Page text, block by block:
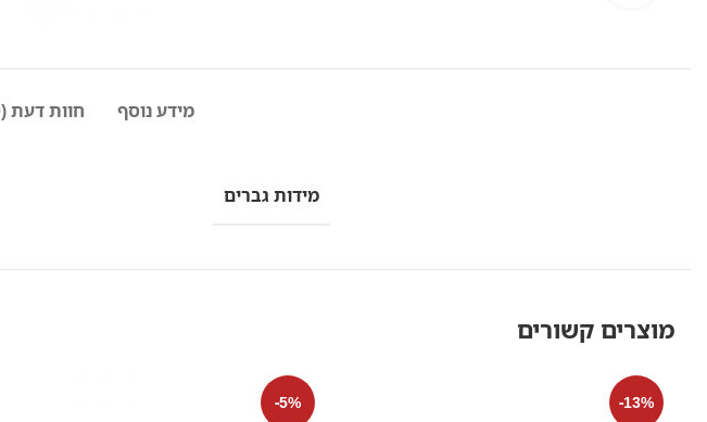
מידע נוסף חוות דעת (0)
מידות גברים
מוצרים קשורים
-13%
-5%